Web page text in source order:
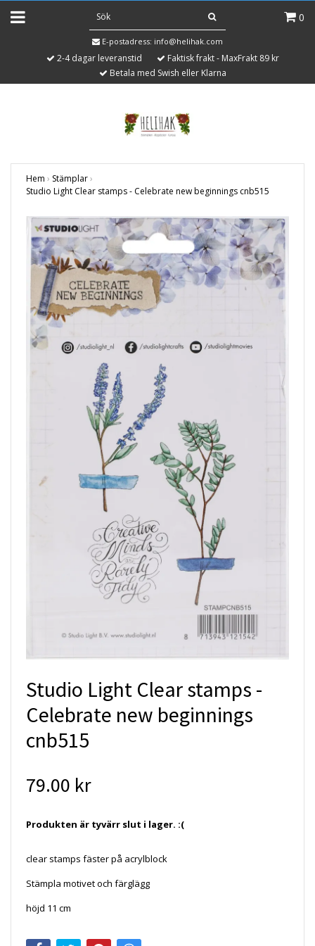
0
E-postadress: info@helihak.com
2-4 dagar leveranstid
Faktisk frakt - MaxFrakt 89 kr
Betala med Swish eller Klarna
Hem › Stämplar›
Studio Light Clear stamps - Celebrate new beginnings cnb515
Studio Light Clear stamps -
Celebrate new beginnings
cnb515
79.00 kr
Produkten är tyvärr slut i lager. :(
clear stamps fäster på acrylblock
Stämpla motivet och färglägg
höjd 11 cm